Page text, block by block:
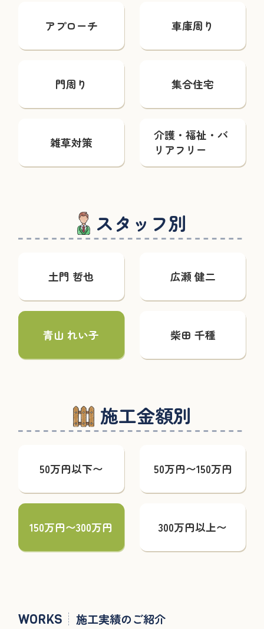
アプローチ 車庫周り
門周り 集合住宅
雑草対策
介護・福祉・バ
リアフリー
スタッフ別
土門 哲也 広瀬 健二
青山 れい子 柴田 千種
施工金額別
50万円以下〜 50万円〜150万円
150万円〜300万円 300万円以上〜
WORKS 施工実績のご紹介